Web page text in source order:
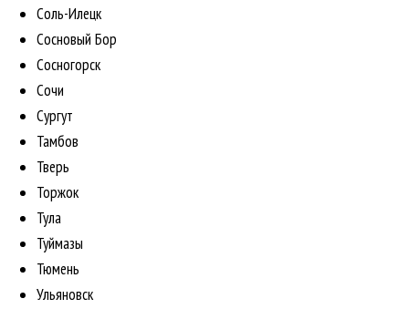
Соль-Илецк
Сосновый Бор
Сосногорск
Сочи
Сургут
Тамбов
Тверь
Торжок
Тула
Туймазы
Тюмень
Ульяновск